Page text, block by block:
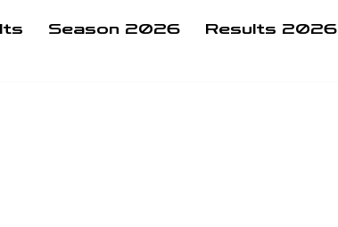
Season 2026 Results 2026